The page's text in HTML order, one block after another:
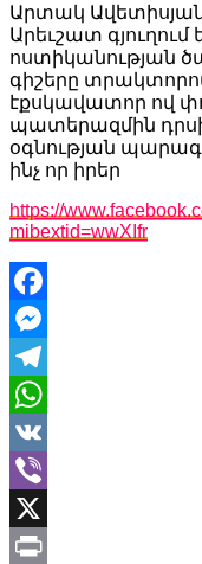
Արտակ
Արեւշատ
ոստիկանության
գիշերը
էքսկավատոր ով
պատերազմին
օգնության
ինչ որ իրեր
https://
mibextid=wwXIfr
Facebook
Messenger
Telegram
WhatsApp
VK
Viber
X